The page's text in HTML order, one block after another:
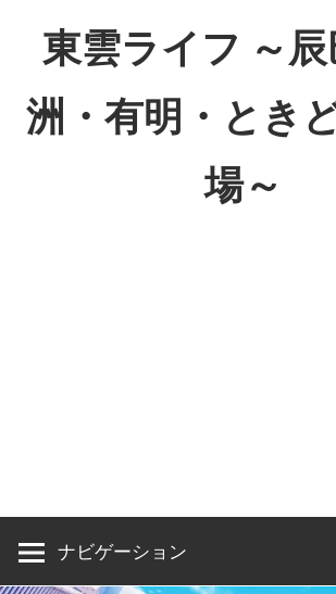
東雲ライフ ～
洲・有明・とき
場～
洲・
有
ナビゲーション